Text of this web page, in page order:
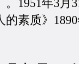
。1951年3月
质》1890